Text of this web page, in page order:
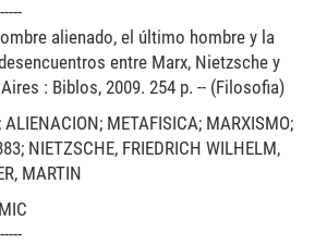
alienado, el último hombre y la
entre Marx, Nietzsche y
: Biblos, 2009. 254 p. -- (Filosofia)
ALIENACION; METAFISICA; MARXISMO;
NIETZSCHE, FRIEDRICH WILHELM,
MARTIN